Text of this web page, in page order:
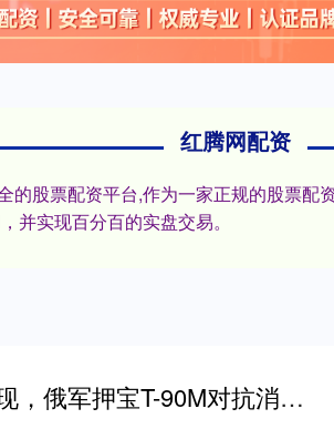
红腾网配资
的股票配资平台,作为一家正规的股票
并实现百分百的实盘交易。
上上策 钢铁洪流再现，俄军押宝T-90M对抗消耗战，产量暴增3倍！_反应装甲_俄罗斯_战场